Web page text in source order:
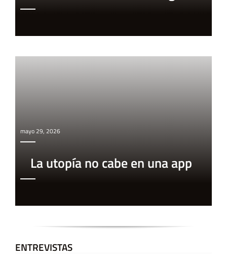
mayo 29, 2026
La utopía no cabe en una app
ENTREVISTAS